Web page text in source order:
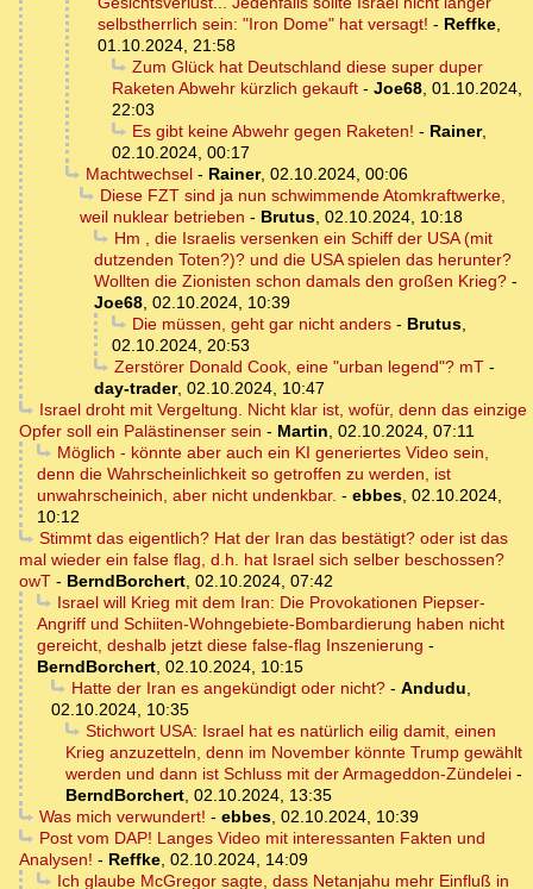
selbstherrlich sein: "Iron Dome" hat versagt! - Reffke,
01.10.2024, 21:58
Zum Glück hat Deutschland diese super duper
Raketen Abwehr kürzlich gekauft - Joe68, 01.10.2024,
22:03
Es gibt keine Abwehr gegen Raketen! - Rainer,
02.10.2024, 00:17
Machtwechsel- Rainer, 02.10.2024, 00:06
Diese FZT sind ja nun schwimmende Atomkraftwerke,
weil nuklear betrieben - Brutus, 02.10.2024, 10:18
Hm , die Israelis versenken ein Schiff der USA (mit
dutzenden Toten?)? und die USA spielen das herunter?
Wollten die Zionisten schon damals den großen Krieg? -
Joe68, 02.10.2024, 10:39
Die müssen, geht gar nicht anders- Brutus,
02.10.2024, 20:53
Zerstörer Donald Cook, eine "urban legend"? mT-
day-trader, 02.10.2024, 10:47
Israel droht mit Vergeltung. Nicht klar ist, wofür, denn das einzige
Opfer soll ein Palästinenser sein - Martin, 02.10.2024, 07:11
Möglich - könnte aber auch ein KI generiertes Video sein,
denn die Wahrscheinlichkeit so getroffen zu werden, ist
unwahrscheinich, aber nicht undenkbar. - ebbes, 02.10.2024,
10:12
Stimmt das eigentlich? Hat der Iran das bestätigt? oder ist das
mal wieder ein false flag, d.h. hat Israel sich selber beschossen?
owT - BerndBorchert, 02.10.2024, 07:42
Israel will Krieg mit dem Iran: Die Provokationen Piepser-
Angriff und Schiiten-Wohngebiete-Bombardierung haben nicht
gereicht, deshalb jetzt diese false-flag Inszenierung -
BerndBorchert, 02.10.2024, 10:15
Hatte der Iran es angekündigt oder nicht?- Andudu,
02.10.2024, 10:35
Stichwort USA: Israel hat es natürlich eilig damit, einen
Krieg anzuzetteln, denn im November könnte Trump gewählt
werden und dann ist Schluss mit der Armageddon-Zündelei -
BerndBorchert, 02.10.2024, 13:35
Was mich verwundert! - ebbes, 02.10.2024, 10:39
Post vom DAP! Langes Video mit interessanten Fakten und
Analysen! - Reffke, 02.10.2024, 14:09
Ich glaube McGregor sagte, dass Netanjahu mehr Einfluß in